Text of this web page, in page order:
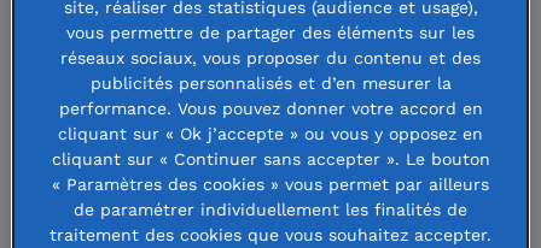
FONDATION MICHEL
MISSOFFE
Faire un don à cette fondation
site, réaliser des statistiques (audience et usage),
vous permettre de partager des éléments sur les
réseaux sociaux, vous proposer du contenu et des
publicités personnalisés et d’en mesurer la
performance. Vous pouvez donner votre accord en
cliquant sur « Ok j’accepte » ou vous y opposez en
cliquant sur « Continuer sans accepter ». Le bouton
« Paramètres des cookies » vous permet par ailleurs
de paramétrer individuellement les finalités de
traitement des cookies que vous souhaitez accepter.